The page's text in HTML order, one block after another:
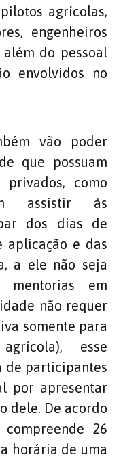
agrícolas,
engenheiros
além do pessoal
envolvidos no
vão poder
que possuam
privados, como
assistir às
dos dias de
aplicação e das
a ele não seja
mentorias em
não requer
somente para
esse
de participantes
por apresentar
dele. De acordo
26
horária de uma